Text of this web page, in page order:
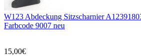
W123 Abdeckung Sitzscharnier
Farbcode 9007 neu
15,00€